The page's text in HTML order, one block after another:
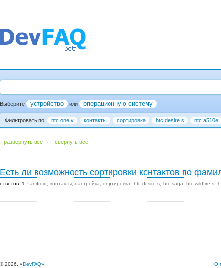
Выберите устройство или операционную систему
Фильтровать по: htc one v контакты сортировка htc desire s htc a510e
развернуть все · cвернуть все
Есть ли возможность сортировки контактов по
ответов: 1 android контакты настройка сортировка htc desire s htc saga htc wildfire s
© 2026, «DevFAQ». О